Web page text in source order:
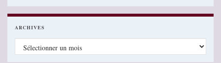
ARCHIVES
Archives